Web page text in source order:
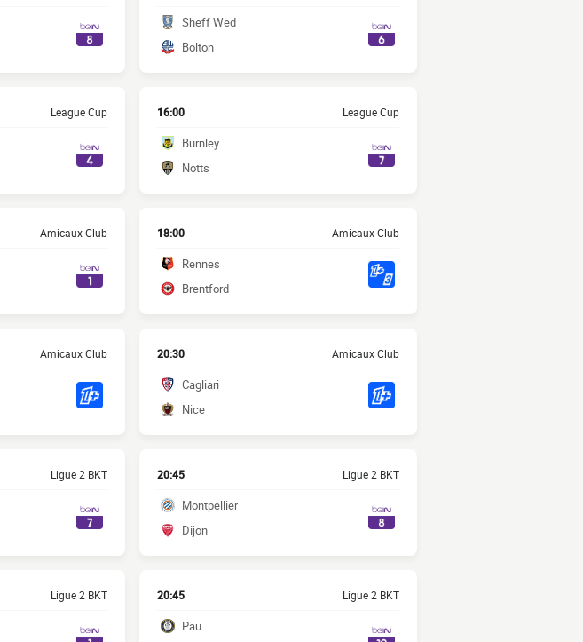
Sheff Wed
Bolton
League Cup 16:00 League Cup
Burnley
Notts
Amicaux Club 18:00 Amicaux Club
Rennes
Brentford
Amicaux Club 20:30 Amicaux Club
Cagliari
Nice
Ligue 2 BKT 20:45 Ligue 2 BKT
Montpellier
Dijon
Ligue 2 BKT 20:45 Ligue 2 BKT
Pau